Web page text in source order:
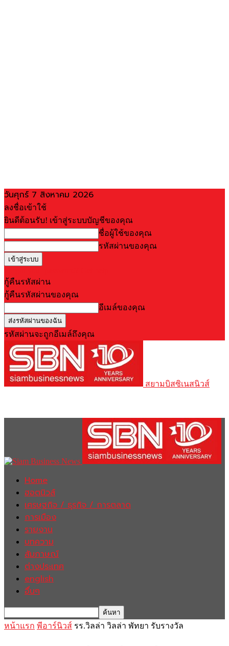
วันศุกร์ 7 สิงหาคม 2026
ลงชื่อเข้าใช้
ยินดีต้อนรับ! เข้าสู่ระบบบัญชีของคุณ
ชื่อผู้ใช้ของคุณ
รหัสผ่านของคุณ
กู้คืนรหัสผ่าน
กู้คืนรหัสผ่านของคุณ
อีเมล์ของคุณ
รหัสผ่านจะถูกอีเมล์ถึงคุณ
สยามบิสซิเนสนิวส์
Home
ฮอตนิวส์
เศรษฐกิจ / ธุรกิจ / การตลาด
การเมือง
รายงาน
บทความ
สัมภาษณ์
ต่างประเทศ
english
อื่นๆ
หน้าแรก พีอาร์นิวส์ รร.วิลล่า วิลล่า พัทยา รับรางวัล